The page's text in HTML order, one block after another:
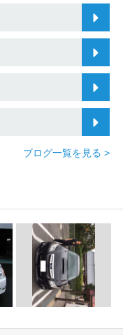
ブログ一覧を見る >